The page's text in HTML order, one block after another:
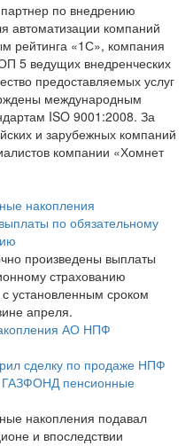
по внедрению
компаний
рейтинга «1С», компания
5 ведущих внедренческих
предоставляемых услуг
международным
ISO 9001:2008. За
и зарубежных компаний
компании «Хомнет
накопления
по обязательному
произведены выплаты
страхованию
установленным сроком
апреля.
АО НПФ
сделку по продаже НПФ
пенсионные
накопления подавал
и впоследствии